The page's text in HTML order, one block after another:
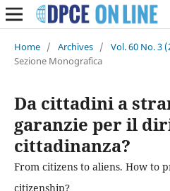
Home / Archives / Vol. 60 No. 3
Sezione Monografica
Da cittadini a
garanzie per il
cittadinanza?
From citizens to aliens. How to
citizenship?